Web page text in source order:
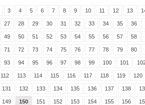
3 4 5 6 7 8 9 10 11 12 13
27 28 29 30 31 32 33 34 35 36
49 50 51 52 53 54 55 56 57 58
71 72 73 74 75 76 77 78 79 80
93 94 95 96 97 98 99 100 101
112 113 114 115 116 117 118 119 120
131 132 133 134 135 136 137 138
149 150 151 152 153 154 155 156